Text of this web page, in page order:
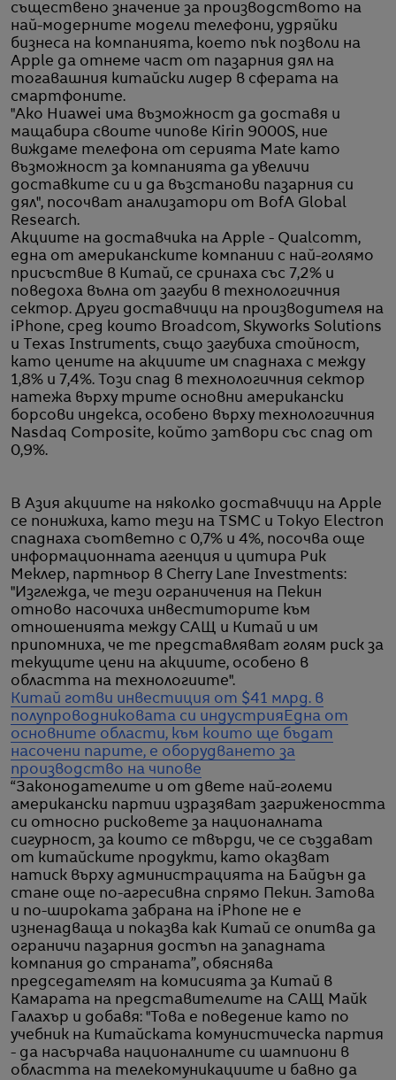
съществено значение за производството на
най-модерните модели телефони, удряйки
бизнеса на компанията, което пък позволи на
Apple да отнеме част от пазарния дял на
тогавашния китайски лидер в сферата на
смартфоните.
"Ако Huawei има възможност да доставя и
мащабира своите чипове Kirin 9000S, ние
виждаме телефона от серията Mate като
възможност за компанията да увеличи
доставките си и да възстанови пазарния си
дял", посочват анализатори от BofA Global
Research.
Акциите на доставчика на Apple - Qualcomm,
една от американските компании с най-голямо
присъствие в Китай, се сринаха със 7,2% и
поведоха вълна от загуби в технологичния
сектор. Други доставчици на производителя на
iPhone, сред които Broadcom, Skyworks Solutions
и Texas Instruments, също загубиха стойност,
като цените на акциите им спаднаха с между
1,8% и 7,4%. Този спад в технологичния сектор
натежа върху трите основни американски
борсови индекса, особено върху технологичния
Nasdaq Composite, който затвори със спад от
0,9%.
В Азия акциите на няколко доставчици на Apple
се понижиха, като тези на TSMC и Tokyo Electron
спаднаха съответно с 0,7% и 4%, посочва още
информационната агенция и цитира Рик
Меклер, партньор в Cherry Lane Investments:
"Изглежда, че тези ограничения на Пекин
отново насочиха инвеститорите към
отношенията между САЩ и Китай и им
припомниха, че те представляват голям риск за
текущите цени на акциите, особено в
областта на технологиите".
Китай готви инвестиция от $41 млрд. в
полупроводниковата си индустрия Една от
основните области, към които ще бъдат
насочени парите, е оборудването за
производство на чипове
“Законодателите и от двете най-големи
американски партии изразяват загрижеността
си относно рисковете за националната
сигурност, за които се твърди, че се създават
от китайските продукти, като оказват
натиск върху администрацията на Байдън да
стане още по-агресивна спрямо Пекин. Затова
и по-широката забрана на iPhone не е
изненадваща и показва как Китай се опитва да
ограничи пазарния достъп на западната
компания до страната”, обяснява
председателят на комисията за Китай в
Камарата на представителите на САЩ Майк
Галахър и добавя: "Това е поведение като по
учебник на Китайската комунистическа партия
- да насърчава националните си шампиони в
областта на телекомуникациите и бавно да